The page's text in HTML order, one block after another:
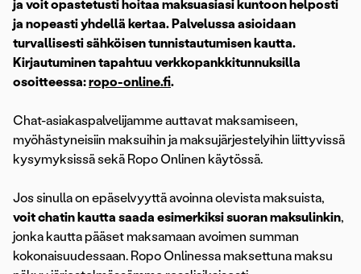
ja voit opastetusti hoitaa maksuasiasi kuntoon helposti
ja nopeasti yhdellä kertaa. Palvelussa asioidaan
turvallisesti sähköisen tunnistautumisen kautta.
Kirjautuminen tapahtuu verkkopankkitunnuksilla
osoitteessa:ropo-online.fi.
Chat-asiakaspalvelijamme auttavat maksamiseen,
myöhästyneisiin maksuihin ja maksujärjestelyihin liittyvissä
kysymyksissä sekä Ropo Onlinen käytössä.
Jos sinulla on epäselvyyttä avoinna olevista maksuista,
voit chatin kautta saada esimerkiksi suoran maksulinkin,
jonka kautta pääset maksamaan avoimen summan
kokonaisuudessaan. Ropo Onlinessa maksettuna maksu